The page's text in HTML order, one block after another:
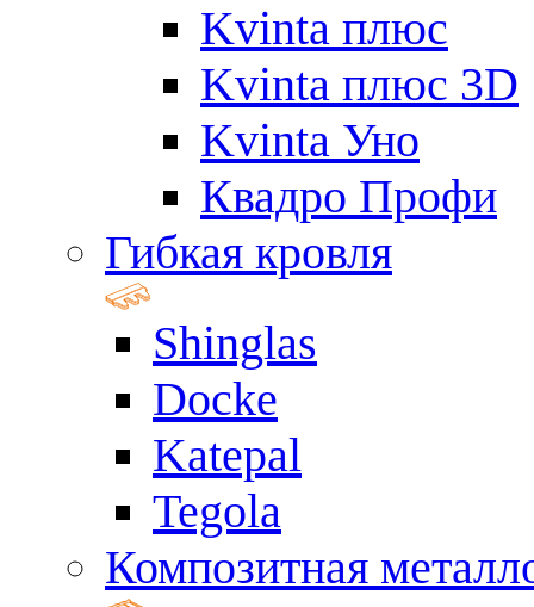
Kvinta плюс
Kvinta плюс 3D
Kvinta Уно
Квадро Профи
Гибкая кровля
Shinglas
Docke
Katepal
Tegola
Композитная